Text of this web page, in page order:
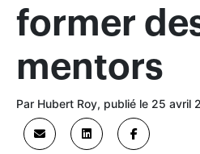
former
mentors
Par Hubert Roy, publié le 25 avril